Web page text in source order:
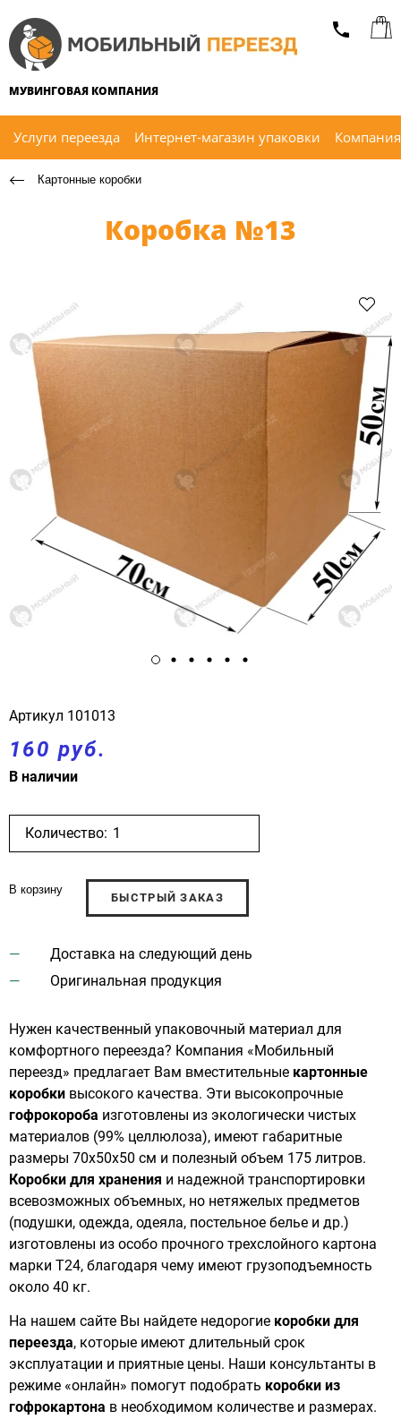
МУВИНГОВАЯ КОМПАНИЯ
Услуги переезда Интернет-магазин упаковки
Картонные коробки
Коробка №13
Артикул 101013
160 руб.
В наличии
Количество:
В корзину
БЫСТРЫЙ ЗАКАЗ
Доставка на следующий день
Оригинальная продукция
Нужен качественный упаковочный материал для
комфортного переезда? Компания «Мобильный
переезд» предлагает Вам вместительные картонные
коробки высокого качества. Эти высокопрочные
гофрокороба изготовлены из экологически чистых
материалов (99% целлюлоза), имеют габаритные
размеры 70х50х50 см и полезный объем 175 литров.
Коробки для хранения и надежной транспортировки
всевозможных объемных, но нетяжелых предметов
(подушки, одежда, одеяла, постельное белье и др.)
изготовлены из особо прочного трехслойного картона
марки Т24, благодаря чему имеют грузоподъемность
около 40 кг.
На нашем сайте Вы найдете недорогие коробки для
переезда, которые имеют длительный срок
эксплуатации и приятные цены. Наши консультанты в
режиме «онлайн» помогут подобрать коробки из
гофрокартона в необходимом количестве и размерах.